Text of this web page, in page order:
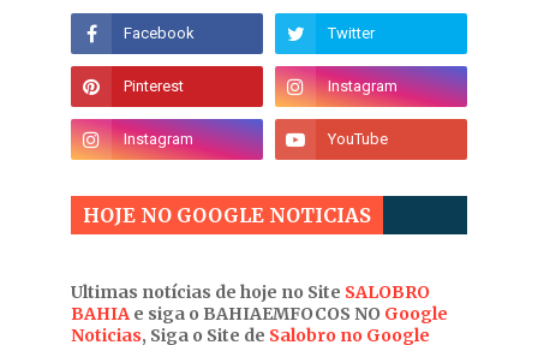
HOJE NO GOOGLE NOTICIAS
Ultimas notícias de hoje no Site SALOBRO
BAHIA e siga o BAHIAEMFOCOS NO Google
Noticias, Siga o Site de Salobro no Google